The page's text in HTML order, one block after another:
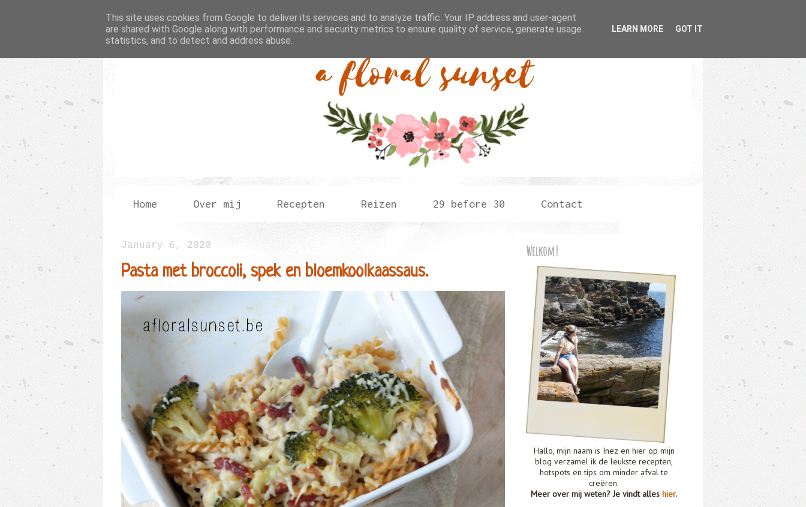
Home Over mij Recepten Reizen 29 before 30 Contact
January 6, 2020
Pasta met broccoli, spek en bloemkoolkaassaus.
Welkom!
Hallo, mijn naam is Inez en hier op mijn
blog verzamel ik de leukste recepten,
hotspots en tips om minder afval te
creëren.
Meer over mij weten? Je vindt alles hier.
This site uses cookies from Google to deliver its services and to analyze traffic. Your IP address and user-agent
are shared with Google along with performance and security metrics to ensure quality of service, generate usage
statistics, and to detect and address abuse.
LEARN MORE GOT IT